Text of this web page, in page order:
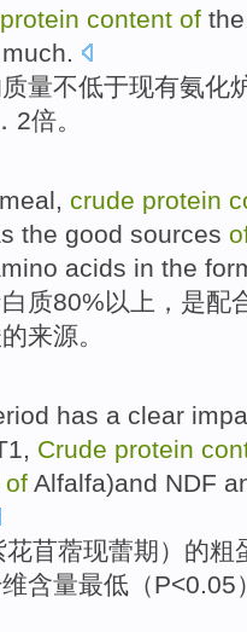
protein content of
.
质量不低于现有氨化
2倍。
crude protein
the good sources
acids in the
质80%以上， 是配
的来源。
has a clear
, Crude protein
of Alfalfa)and NDF
花苜蓿现蕾期 ） 的粗
含量最低 （P<0.05